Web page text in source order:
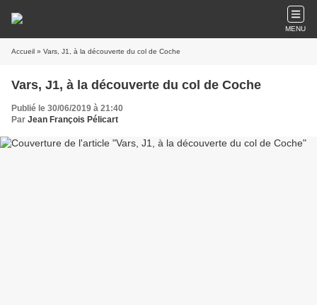
MENU
Accueil » Vars, J1, à la découverte du col de Coche
Vars, J1, à la découverte du col de Coche
Publié le 30/06/2019 à 21:40
Par Jean François Pélicart